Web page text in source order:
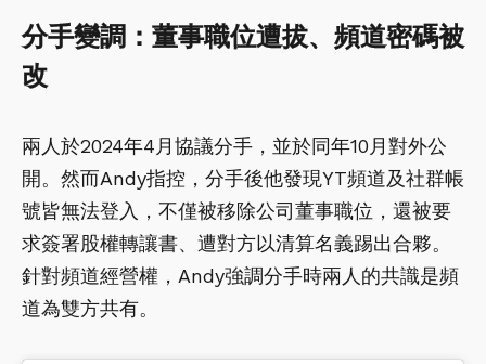
分手變調：董事職位遭拔、頻道密碼被
改
兩人於2024年4月協議分手，並於同年10月對外公
開。然而Andy指控，分手後他發現YT頻道及社群帳
號皆無法登入，不僅被移除公司董事職位，還被要
求簽署股權轉讓書、遭對方以清算名義踢出合夥。
針對頻道經營權，Andy強調分手時兩人的共識是頻
道為雙方共有。